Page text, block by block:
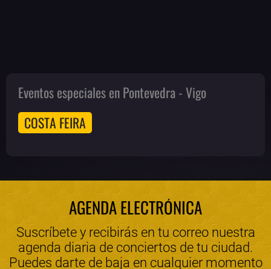
Eventos especiales en Pontevedra - Vigo
COSTA FEIRA
AGENDA ELECTRÓNICA
Suscríbete y recibirás en tu correo nuestra
agenda diaria de conciertos de tu ciudad.
Puedes darte de baja en cualquier momento